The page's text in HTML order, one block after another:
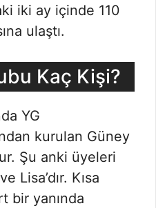
iki ay içinde 110
ulaştı.
Kaç Kişi?
YG
kurulan Güney
Şu anki üyeleri
Lisa’dır. Kısa
bir yanında